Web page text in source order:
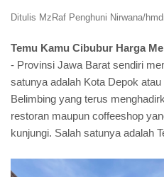
Ditulis MzRaf Penghuni Nirwana/
Temu Kamu Cibubur Harga
- Provinsi Jawa Barat sendiri
satunya adalah Kota Depok
Belimbing yang terus
restoran maupun coffeeshop
kunjungi. Salah satunya adalah